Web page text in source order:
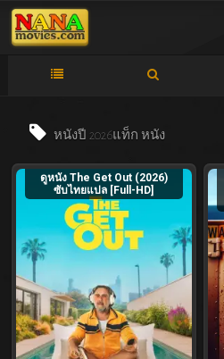
หนังปี 2026แท็ก หนัง
ดูหนัง The Get Out (2026)
ซับไทยแปล [Full-HD]